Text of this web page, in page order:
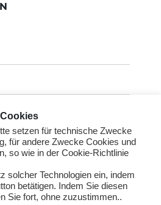
öffnen
setzen für technische Zwecke
für andere Zwecke Cookies und
so wie in der Cookie-Richtlinie
solcher Technologien ein, indem
betätigen. Indem Sie diesen
Sie fort, ohne zuzustimmen..